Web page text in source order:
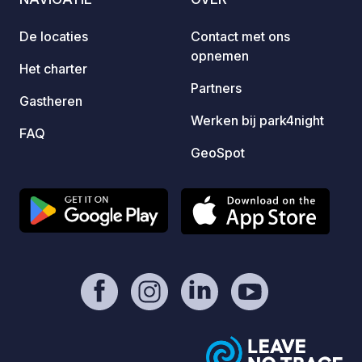
De locaties
Het charter
Gastheren
FAQ
Contact met ons
opnemen
Partners
Werken bij park4night
GeoSpot